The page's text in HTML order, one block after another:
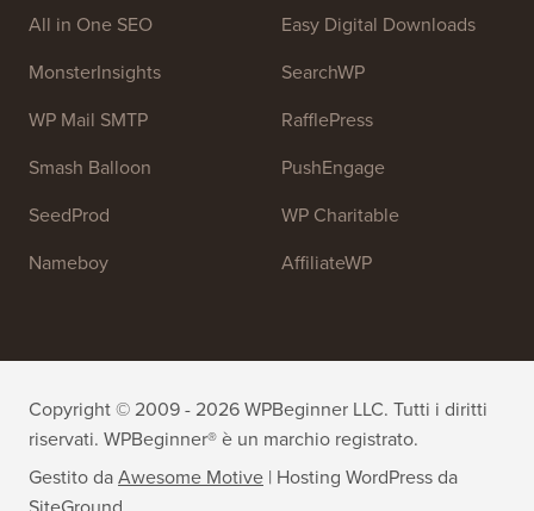
All in One SEO
MonsterInsights
WP Mail SMTP
Smash Balloon
SeedProd
Nameboy
Easy Digital Downloads
SearchWP
RafflePress
PushEngage
WP Charitable
AffiliateWP
Copyright © 2009 - 2026 WPBeginner LLC. Tutti i diritti
riservati. WPBeginner® è un marchio registrato.
Gestito daAwesome Motive | Hosting WordPressda